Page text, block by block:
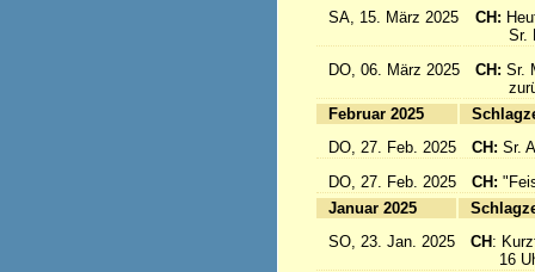
SA, 15. März 2025
CH:
Sr.
DO, 06. März 2025
CH: Sr.
Februar 2025
DO, 27. Feb. 2025
CH: Sr.
DO, 27. Feb. 2025
CH:
Januar 2025
SO, 23. Jan. 2025
CH :
16